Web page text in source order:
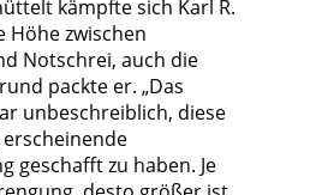
kämpfte sich Karl R.
Höhe zwischen
Notschrei, auch die
packte er. „Das
unbeschreiblich, diese
geschafft zu haben. Je